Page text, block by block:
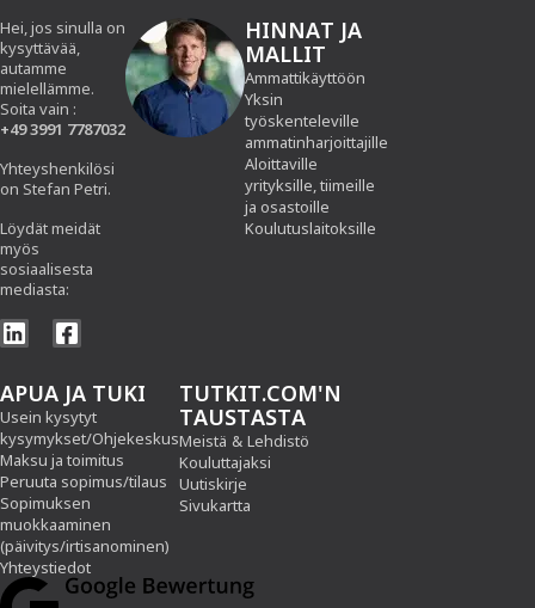
Hei, jos sinulla on
kysyttävää,
autamme
mielellämme.
Soita vain :
+49 3991 7787032
Yhteyshenkilösi
on Stefan Petri.
Löydät meidät
myös
sosiaalisesta
mediasta:
HINNAT JA
MALLIT
Ammattikäyttöön
Yksin
työskenteleville
ammatinharjoittajille
Aloittaville
yrityksille, tiimeille
ja osastoille
Koulutuslaitoksille
APUA JA TUKI
Usein kysytyt
kysymykset/Ohjekeskus
Maksu ja toimitus
Peruuta sopimus/tilaus
Sopimuksen
muokkaaminen
(päivitys/irtisanominen)
Yhteystiedot
TUTKIT.COM'N
TAUSTASTA
Meistä & Lehdistö
Kouluttajaksi
Uutiskirje
Sivukartta